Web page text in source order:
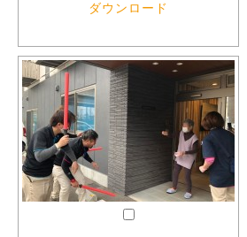
ダウンロード